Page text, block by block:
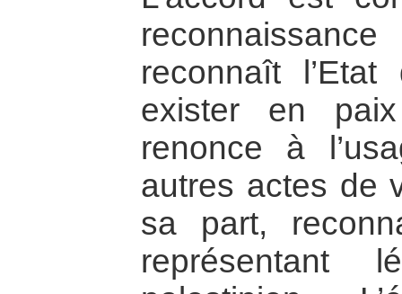
reconnaît
exister en
renonce à
autres actes de
sa part,
représentant